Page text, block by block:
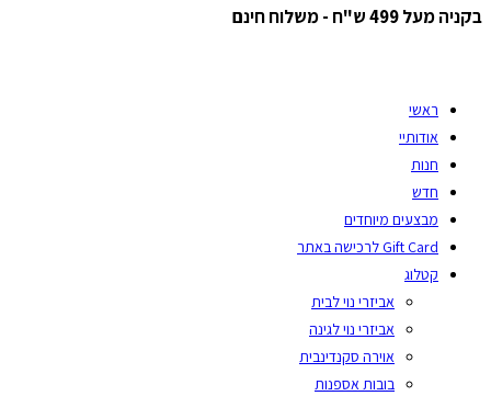
בקניה מעל 499 ש"ח - משלוח חינם
ראשי
אודותיי
חנות
חדש
מבצעים מיוחדים
Gift Card לרכישה באתר
קטלוג
אביזרי נוי לבית
אביזרי נוי לגינה
אוירה סקנדינבית
בובות אספנות